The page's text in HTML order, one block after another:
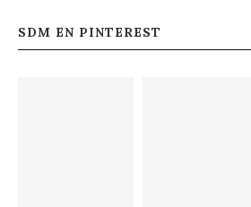
SDM EN PINTEREST